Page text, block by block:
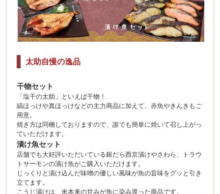
太助自慢の逸品
干物セット
「塩干の太助」といえば干物！
縞ほっけや真ほっけなどの主力商品に加えて、赤魚やきんきもご
用意。
焼き方は同梱しておりますので、誰でも簡単に焼いて召し上がっ
ていただけます。
漬け魚セット
店舗でも大好評いただいている銀だら西京漬けやさわら、トラウ
トサーモンの漬け魚がご購入いただけます。
じっくりと漬け込んだ味噌の優しい風味が魚の旨味をグッと引き
立てます。
こうじ漬けは、米本来の甘みが魚に染み渡った商品です。